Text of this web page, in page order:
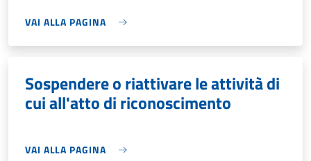
VAI ALLA PAGINA
Sospendere o riattivare le attività di
cui all'atto di riconoscimento
VAI ALLA PAGINA